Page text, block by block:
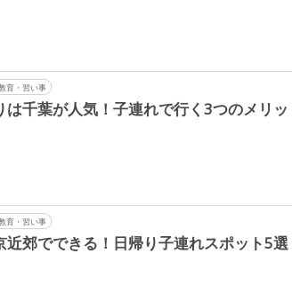
育・習い事
は千葉が人気！子連れで行く3つのメリッ
育・習い事
近郊でできる！日帰り子連れスポット5選